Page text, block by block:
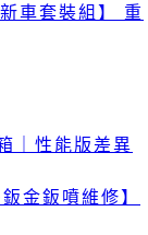
車套裝組】 重
｜性能版差異
金鈑噴維修】